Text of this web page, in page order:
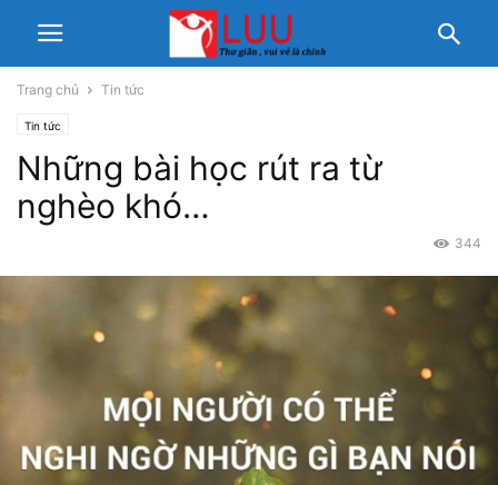
Trang chủ Tin tức
Tin tức
Những bài học rút ra từ
nghèo khó…
344